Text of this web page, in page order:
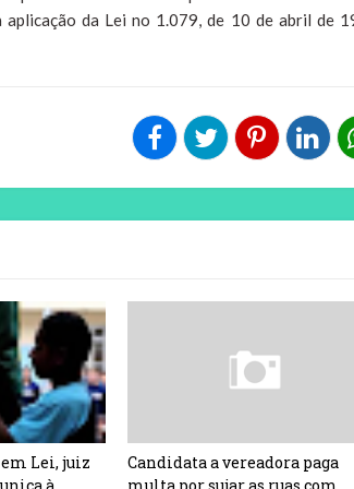
aplicação da Lei no 1.079, de 10 de abril de
Lei, juiz
Candidata a vereadora paga